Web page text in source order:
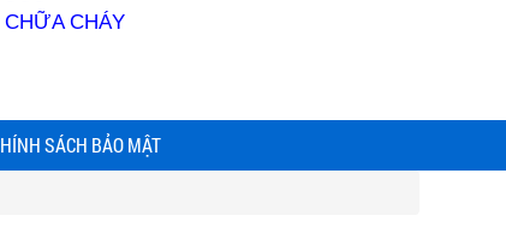
CHÁY
SÁCH BẢO MẬT